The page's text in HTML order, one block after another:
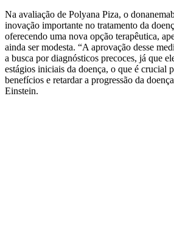
Na avaliação de Polyana Piza, o
inovação importante no tratamento da
oferecendo uma nova opção terapêutica,
ainda ser modesta. “A aprovação desse
a busca por diagnósticos precoces, já que
estágios iniciais da doença, o que é crucial
benefícios e retardar a progressão da
Einstein.